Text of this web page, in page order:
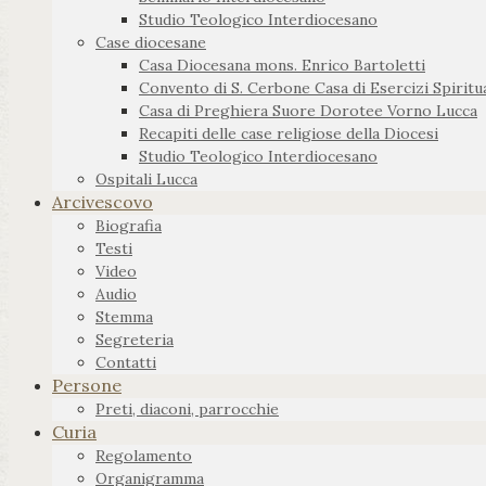
Studio Teologico Interdiocesano
Case diocesane
Casa Diocesana mons. Enrico Bartoletti
Convento di S. Cerbone Casa di Esercizi
Casa di Preghiera Suore Dorotee Vorno Lucca
Recapiti delle case religiose della Diocesi
Studio Teologico Interdiocesano
Ospitali Lucca
Arcivescovo
Biografia
Testi
Video
Audio
Stemma
Segreteria
Contatti
Persone
Preti, diaconi, parrocchie
Curia
Regolamento
Organigramma